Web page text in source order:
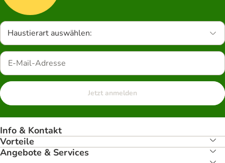
Haustierart auswählen:
Jetzt anmelden
Info & Kontakt
Vorteile
Angebote & Services